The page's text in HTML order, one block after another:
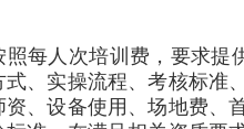
每人次培训费，要求提
、实操流程、考核标准
、设备使用、场地费、